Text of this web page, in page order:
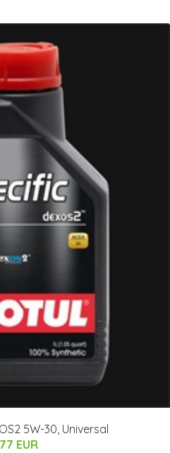
5W-30, Universal
EUR